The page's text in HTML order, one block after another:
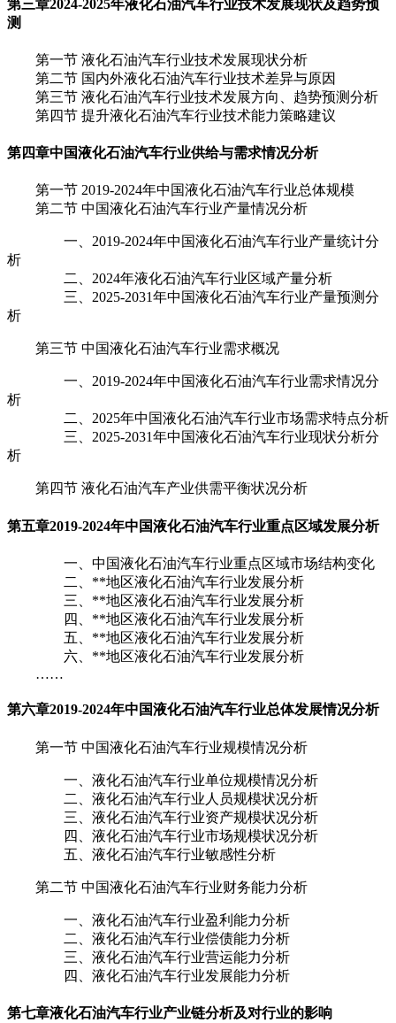
第三章2024-2025年液化石油汽车行业技术发展现状及趋势预
测
第一节 液化石油汽车行业技术发展现状分析
第二节 国内外液化石油汽车行业技术差异与原因
第三节 液化石油汽车行业技术发展方向、趋势预测分析
第四节 提升液化石油汽车行业技术能力策略建议
第四章中国液化石油汽车行业供给与需求情况分析
第一节 2019-2024年中国液化石油汽车行业总体规模
第二节 中国液化石油汽车行业产量情况分析
一、2019-2024年中国液化石油汽车行业产量统计分
析
二、2024年液化石油汽车行业区域产量分析
三、2025-2031年中国液化石油汽车行业产量预测分
析
第三节 中国液化石油汽车行业需求概况
一、2019-2024年中国液化石油汽车行业需求情况分
析
二、2025年中国液化石油汽车行业市场需求特点分析
三、2025-2031年中国液化石油汽车行业现状分析分
析
第四节 液化石油汽车产业供需平衡状况分析
第五章2019-2024年中国液化石油汽车行业重点区域发展分析
一、中国液化石油汽车行业重点区域市场结构变化
二、**地区液化石油汽车行业发展分析
三、**地区液化石油汽车行业发展分析
四、**地区液化石油汽车行业发展分析
五、**地区液化石油汽车行业发展分析
六、**地区液化石油汽车行业发展分析
……
第六章2019-2024年中国液化石油汽车行业总体发展情况分析
第一节 中国液化石油汽车行业规模情况分析
一、液化石油汽车行业单位规模情况分析
二、液化石油汽车行业人员规模状况分析
三、液化石油汽车行业资产规模状况分析
四、液化石油汽车行业市场规模状况分析
五、液化石油汽车行业敏感性分析
第二节 中国液化石油汽车行业财务能力分析
一、液化石油汽车行业盈利能力分析
二、液化石油汽车行业偿债能力分析
三、液化石油汽车行业营运能力分析
四、液化石油汽车行业发展能力分析
第七章液化石油汽车行业产业链分析及对行业的影响